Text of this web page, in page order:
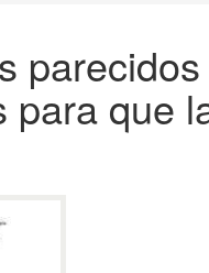
para que